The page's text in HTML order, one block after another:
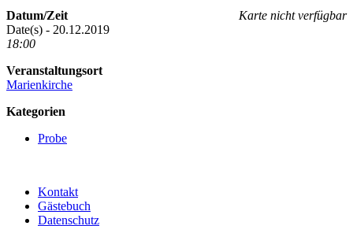
Karte nicht verfügbar
Datum/Zeit
Date(s) - 20.12.2019
18:00
Veranstaltungsort
Marienkirche
Kategorien
Probe
Kontakt
Gästebuch
Datenschutz